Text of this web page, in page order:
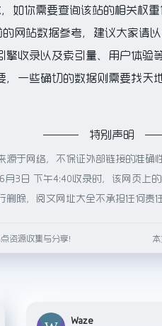
如你需要查询该站的相关权
网站数据参考，建议大家请
擎收录以及索引量、用户体验
，一些确切的数据则需要找天
特别声明
源于网络，不保证外部链接的准确
3日 下午4:40收录时，该网页上
除，阅文网址大全不承担任何责任
资源收集与分享！
Waze